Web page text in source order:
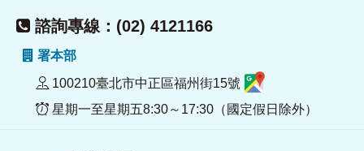
諮詢專線：(02) 4121166
署本部
100210臺北市中正區福州街15號
星期一至星期五8:30～17:30（國定假日除外）